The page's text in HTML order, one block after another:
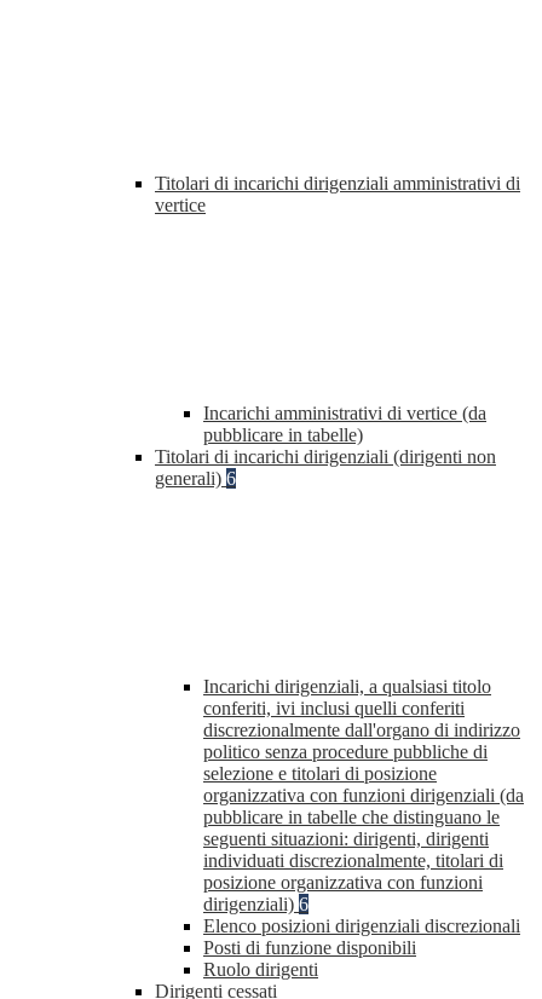
Titolari di incarichi dirigenziali amministrativi di
vertice
Incarichi amministrativi di vertice (da
pubblicare in tabelle)
Titolari di incarichi dirigenziali (dirigenti non
generali) 6
Incarichi dirigenziali, a qualsiasi titolo
conferiti, ivi inclusi quelli conferiti
discrezionalmente dall'organo di indirizzo
politico senza procedure pubbliche di
selezione e titolari di posizione
organizzativa con funzioni dirigenziali (da
pubblicare in tabelle che distinguano le
seguenti situazioni: dirigenti, dirigenti
individuati discrezionalmente, titolari di
posizione organizzativa con funzioni
dirigenziali) 6
Elenco posizioni dirigenziali discrezionali
Posti di funzione disponibili
Ruolo dirigenti
Dirigenti cessati